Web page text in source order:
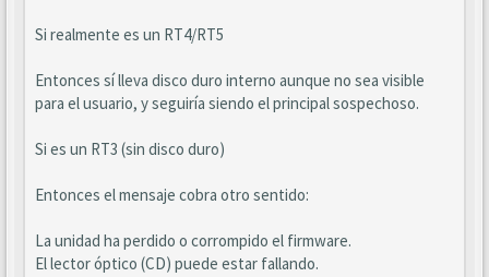
Si realmente es un RT4/RT5
Entonces sí lleva disco duro interno aunque no sea visible
para el usuario, y seguiría siendo el principal sospechoso.
Si es un RT3 (sin disco duro)
Entonces el mensaje cobra otro sentido:
La unidad ha perdido o corrompido el firmware.
El lector óptico (CD) puede estar fallando.